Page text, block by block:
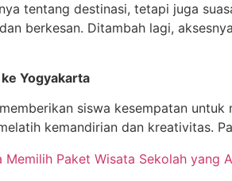
tentang destinasi, tetapi juga
berkesan. Ditambah lagi,
Yogyakarta
siswa kesempatan
kemandirian dan kreativitas.
Memilih Paket Wisata Sekolah yang